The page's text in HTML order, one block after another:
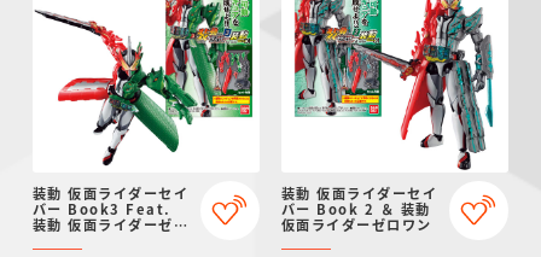
装動 仮面ライダーセイ
バー Book3 Feat.
装動 仮面ライダーゼロ
装動 仮面ライダーセイ
バー Book 2 ＆ 装動
仮面ライダーゼロワン